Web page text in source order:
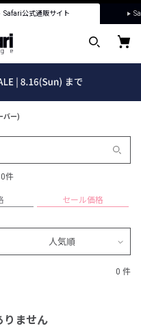
Safari公式通販サイト
バー)
件
セール価格
人気順
0 件
りません